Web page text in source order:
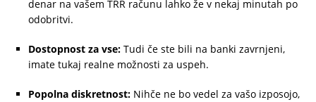
denar na vašem TRR računu lahko že v nekaj minutah po
odobritvi.
Dostopnost za vse: Tudi če ste bili na banki zavrnjeni,
imate tukaj realne možnosti za uspeh.
Popolna diskretnost: Nihče ne bo vedel za vašo izposojo,